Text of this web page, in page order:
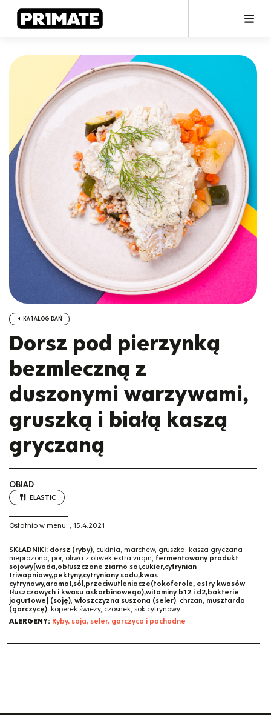
KATALOG DAŃ
Dorsz pod pierzynką
bezmleczną z
duszonymi warzywami,
gruszką i białą kaszą
gryczaną
OBIAD
ELASTIC
Ostatnio w menu: , 15.4.2021
SKŁADNIKI: dorsz (ryby), cukinia, marchew, gruszka, kasza gryczana
nieprażona, por, oliwa z oliwek extra virgin, fermentowany produkt
sojowy[woda,obłuszczone ziarno soi,cukier,cytrynian
triwapniowy,pektyny,cytryniany sodu,kwas
cytrynowy,aromat,sól,przeciwutleniacze(tokoferole, estry kwasów
tłuszczowych i kwasu askorbinowego),witaminy b12 i d2,bakterie
jogurtowe] (soję), włoszczyzna suszona (seler), chrzan, musztarda
(gorczycę), koperek świeży, czosnek, sok cytrynowy
ALERGENY: Ryby, soja, seler, gorczyca i pochodne